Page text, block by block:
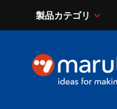
製品カテゴリ